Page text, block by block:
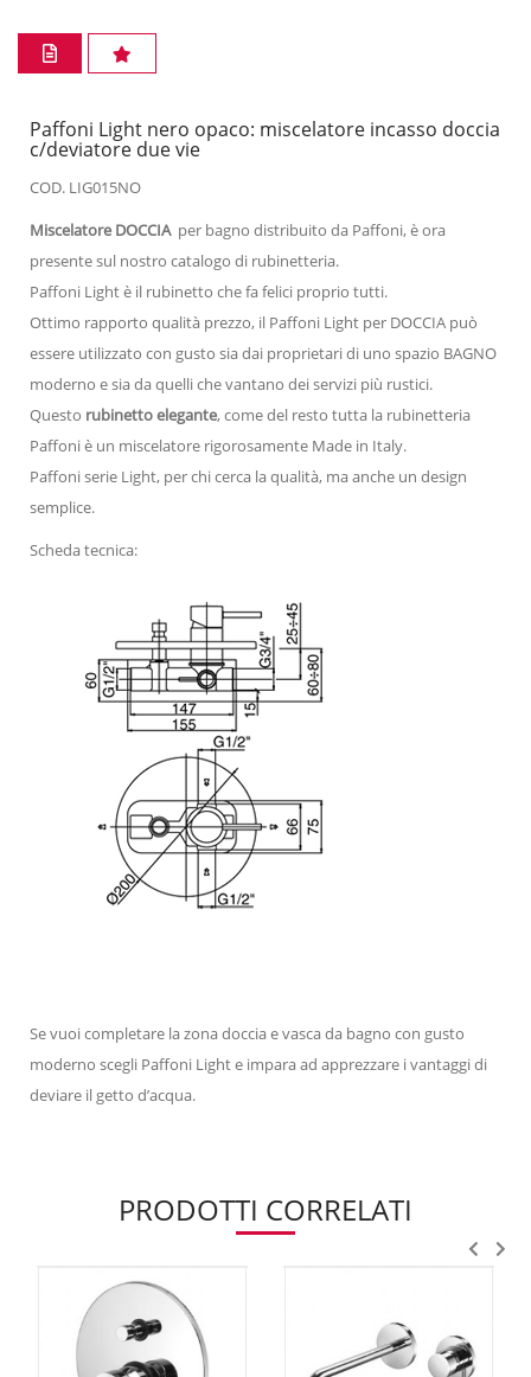
Paffoni Light nero opaco: miscelatore incasso doccia
c/deviatore due vie
COD. LIG015NO
Miscelatore DOCCIA per bagno distribuito da Paffoni, è ora
presente sul nostro catalogo di rubinetteria.
Paffoni Light è il rubinetto che fa felici proprio tutti.
Ottimo rapporto qualità prezzo, il Paffoni Light per DOCCIA può
essere utilizzato con gusto sia dai proprietari di uno spazio BAGNO
moderno e sia da quelli che vantano dei servizi più rustici.
Questo rubinetto elegante, come del resto tutta la rubinetteria
Paffoni è un miscelatore rigorosamente Made in Italy.
Paffoni serie Light, per chi cerca la qualità, ma anche un design
semplice.
Scheda tecnica:
Se vuoi completare la zona doccia e vasca da bagno con gusto
moderno scegli Paffoni Light e impara ad apprezzare i vantaggi di
deviare il getto d’acqua.
PRODOTTI CORRELATI